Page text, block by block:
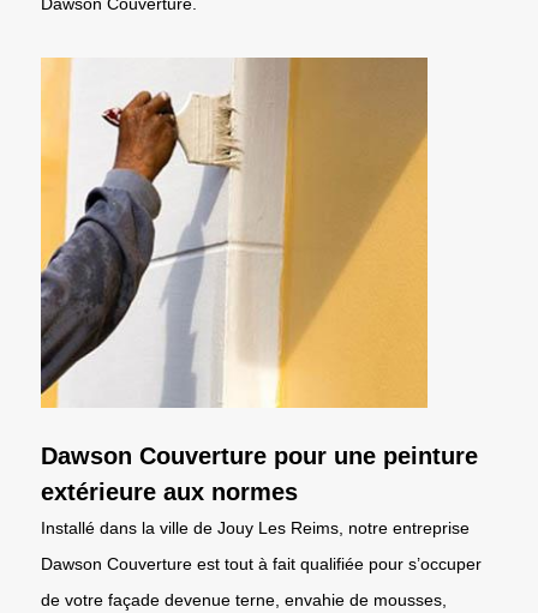
Dawson Couverture pour une peinture
extérieure aux normes
Installé dans la ville de Jouy Les Reims, notre entreprise
Dawson Couverture est tout à fait qualifiée pour s’occuper
de votre façade devenue terne, envahie de mousses,